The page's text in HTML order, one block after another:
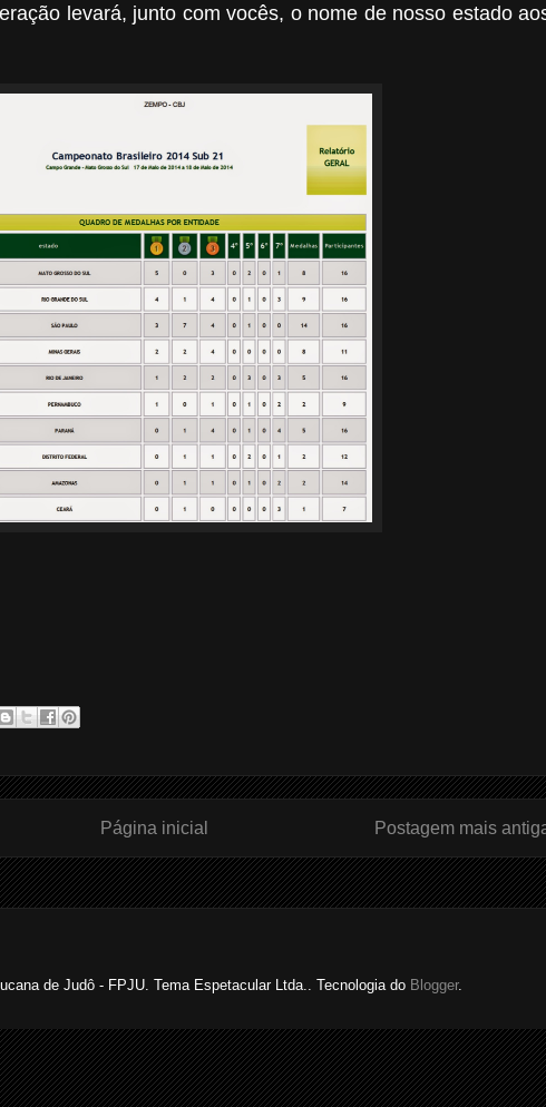
levará, junto com vocês, o nome de nosso estado
Postagem mais
Página inicial
de Judô - FPJU. Tema Espetacular Ltda.. Tecnologia do Blogger.